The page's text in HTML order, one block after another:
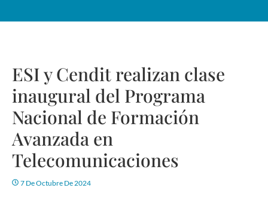
ESI y Cendit realizan clase
inaugural del Programa
Nacional de Formación
Avanzada en
Telecomunicaciones
7 De Octubre De 2024